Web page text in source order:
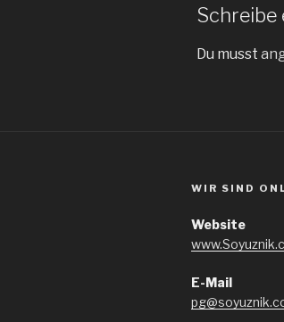
Schreibe
Du musst
WIR SIND
Website
E-Mail